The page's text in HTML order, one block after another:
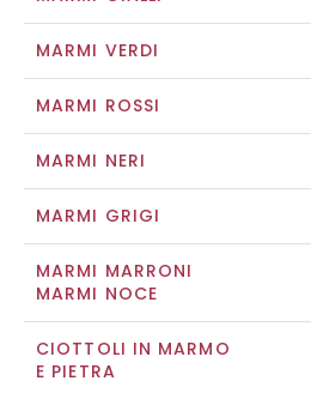
MARMI VERDI
MARMI ROSSI
MARMI NERI
MARMI GRIGI
MARMI MARRONI
MARMI NOCE
CIOTTOLI IN MARMO
E PIETRA